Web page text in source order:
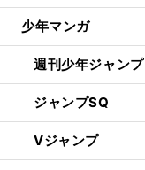
少年マンガ
週刊少年ジャンプ
ジャンプSQ
Vジャンプ